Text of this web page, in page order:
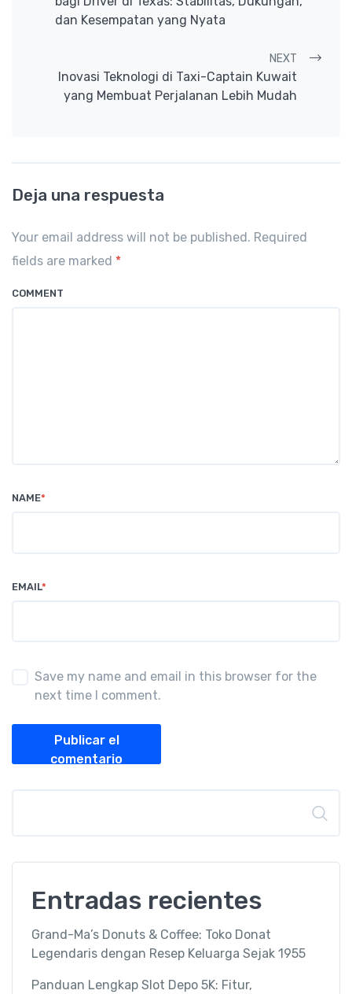
dan Kesempatan yang Nyata
NEXT
Inovasi Teknologi di Taxi-Captain Kuwait
yang Membuat Perjalanan Lebih Mudah
Deja una respuesta
Your email address will not be published. Required
fields are marked *
COMMENT
NAME*
EMAIL*
Save my name and email in this browser for the
next time I comment.
Publicar el
comentario
Entradas recientes
Grand-Ma’s Donuts & Coffee: Toko Donat
Legendaris dengan Resep Keluarga Sejak 1955
Panduan Lengkap Slot Depo 5K: Fitur,